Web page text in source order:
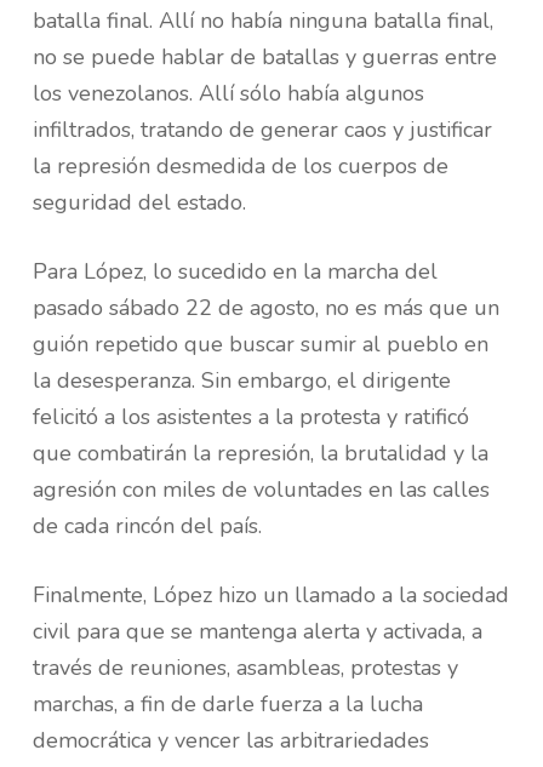
batalla final. Allí no había ninguna batalla final,
no se puede hablar de batallas y guerras entre
los venezolanos. Allí sólo había algunos
infiltrados, tratando de generar caos y justificar
la represión desmedida de los cuerpos de
seguridad del estado.
Para López, lo sucedido en la marcha del
pasado sábado 22 de agosto, no es más que un
guión repetido que buscar sumir al pueblo en
la desesperanza. Sin embargo, el dirigente
felicitó a los asistentes a la protesta y ratificó
que combatirán la represión, la brutalidad y la
agresión con miles de voluntades en las calles
de cada rincón del país.
Finalmente, López hizo un llamado a la sociedad
civil para que se mantenga alerta y activada, a
través de reuniones, asambleas, protestas y
marchas, a fin de darle fuerza a la lucha
democrática y vencer las arbitrariedades